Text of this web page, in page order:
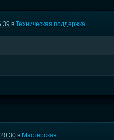
вТехническая поддержка
в Мастерская